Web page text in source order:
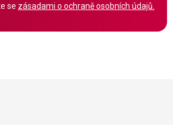
se zásadami o ochraně osobních údajů.